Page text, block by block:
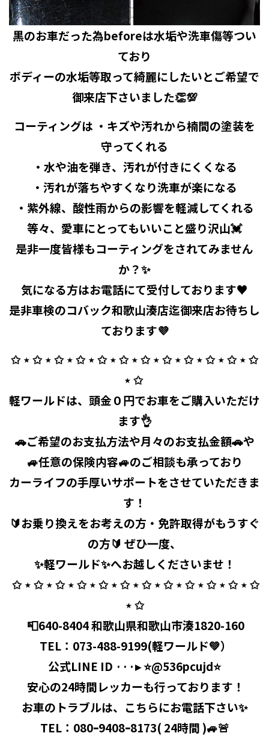
黒のお車だった為beforeは水垢や洗車傷等つい
ており
ボディーの水垢等取って綺麗にしたいとご希望で
御来店下さいました👏💯
コーティングは ・キズや汚れから楠間の塗装を
守ってくれる
・水や油を弾き、汚れが付きにくくなる
・汚れが落ちやすくなり洗車が楽になる
・紫外線、酸性雨からの影響を軽減してくれる
等々、愛車にとってもいいこと盛り沢山💓
是非一度皆様もコーティングをされてみません
か？✨
気になる方はお電話にて受付しております♥
是非車検のコバック和歌山湊店迄御来店お待ちし
ております💜
✩ ⋆ ✩ ⋆ ✩ ⋆ ✩ ⋆ ✩ ⋆ ✩ ⋆ ✩ ⋆ ✩ ⋆ ✩ ⋆ ✩ ⋆ ✩ ⋆ ✩
⋆ ✩ ⁡
軽ワールドは、頭金０円でお車をご購入いただけ
ます👌
🚗ご希望のお支払方法や月々のお支払金額🚗や
🚙任意の保険内容🚙のご相談も承っており
カーライフの手厚いサポートをさせていただきま
す！
🔰お乗り換えをお考えの方・免許取得がもうすぐ
の方🔰 ぜひ一度、
✨軽ワールド✨へお越しくださいませ！
⁡ ✩ ⋆ ✩ ⋆ ✩ ⋆ ✩ ⋆ ✩ ⋆ ✩ ⋆ ✩ ⋆ ✩ ⋆ ✩ ⋆ ✩ ⋆ ✩ ⋆ ✩
⋆ ✩
⁡ 📮640-8404 和歌山県和歌山市湊1820-160
⁡ TEL： 073-488-9199(軽ワールド💚）
公式LINE ID ···▸ ⭐️@536pcujd⭐️
⁡ 安心の24時間レッカーも行っております！
お車のトラブルは、こちらにお電話下さい✨
TEL：080ｰ9408ｰ8173( 24時間 )🚙🚨